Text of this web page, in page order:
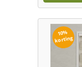
10%
korting